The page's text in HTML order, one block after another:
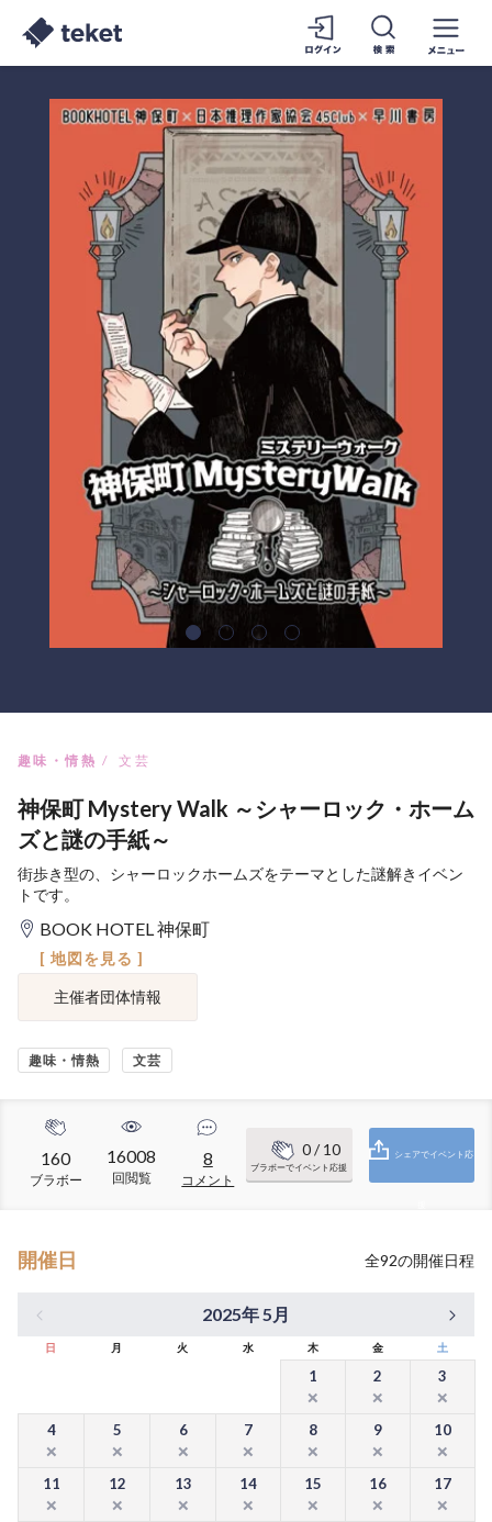
趣味・情熱 文芸
神保町 Mystery Walk ～シャーロック・ホーム
ズと謎の手紙～
街歩き型の、シャーロックホームズをテーマとした謎解きイベン
トです。
BOOK HOTEL 神保町
[ 地図を見る ]
主催者団体情報
趣味・情熱 文芸
160
ブラボー
16008
回閲覧
8
コメント
0/ 10
ブラボーでイベント応援
シェアでイベント応
開催日 全92の開催日程
2025年 5月
日 月 火 水 木 金 土
1 2 3
4 5 6 7 8 9 10
11 12 13 14 15 16 17